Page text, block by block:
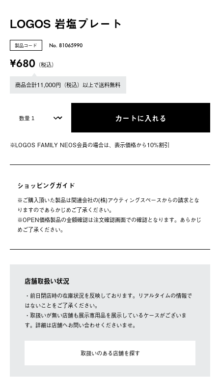
LOGOS 岩塩プレート
製品コード No. 81065990
¥680 （税込）
商品合計11,000円（税込）以上で送料無料
カートに入れる
※LOGOS FAMILY NEOS会員の場合は、表⽰価格から10%割引
ショッピングガイド
※ご購⼊頂いた製品は関連会社の(株)アウティングスペースからの請求とな
りますのであらかじめご了承ください。
※OPEN価格製品の⾦額確認は注⽂確認画⾯での確認となります。あらかじ
めご了承ください。
店舗取扱い状況
・前日閉店時の在庫状況を反映しております。リアルタイムの情報で
はないことをご了承ください。
・取扱いが無い店舗も展示専用品を展示しているケースがございま
す。詳細は店舗へお問い合わせくださいませ。
取扱いのある店舗を探す